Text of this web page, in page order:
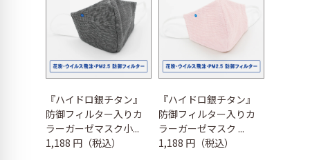
『ハイドロ銀チタン』
防御フィルター入りカ
ラーガーゼマスク小...
1,188 円（税込）
『ハイドロ銀チタン』
防御フィルター入りカ
ラーガーゼマスク ...
1,188 円（税込）